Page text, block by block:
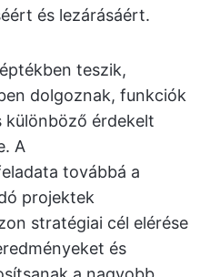
és lezárásáért.
teszik,
dolgoznak, funkciók
érdekelt
A
továbbá a
projektek
stratégiai cél elérése
és